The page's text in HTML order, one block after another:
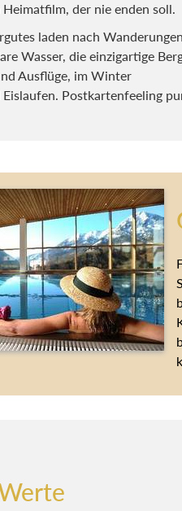
der nie enden soll.
laden nach
Wasser, die
und Ausflüge, im Winter
Postkartenfeeling